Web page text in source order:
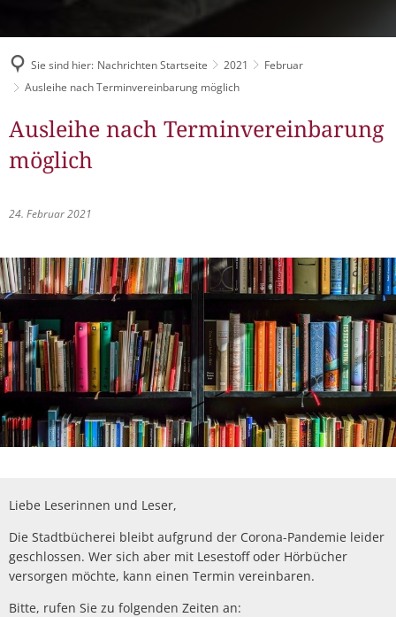
Konzertsaal LMAH
Schlitzer Geschichten
Sie sind hier: Nachrichten Startseite 2021
Februar
Ausleihe nach Terminvereinbarung möglich
Ausleihe nach Terminvereinbarung
möglich
24. Februar 2021
Liebe Leserinnen und Leser,
Die Stadtbücherei bleibt aufgrund der Corona-Pandemie leider
geschlossen. Wer sich aber mit Lesestoff oder Hörbücher
versorgen möchte, kann einen Termin vereinbaren.
Bitte, rufen Sie zu folgenden Zeiten an: